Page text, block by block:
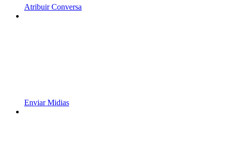
Atribuir Conversa
Enviar Midias